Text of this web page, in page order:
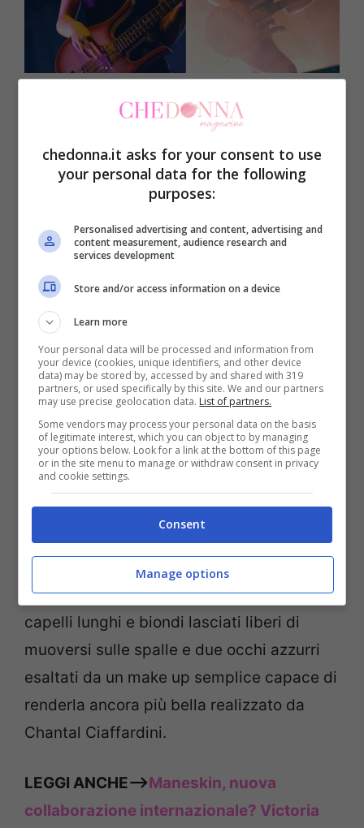
Sicura di sè, bellissima, grintosa, energica
e con tanta voglia di divertirsi e
accarezzare il suo basso che suona con
sempre più brava. Un talento coltivato sin
da piccola a cui Victoria unisce una
bellezza sconvolgente, frutto del mix delle
sue origini italo-danesi.
LEGGI ANCHE—> Damiano David: le parole
su Victoria dei Maneskin che emozionano
i fan
Con un top nero e un pantalone di pelle,
Victoriaè salita sul palco insieme ai
Maneskin che hanno regalato uno show
sfoggiando la sua femminilità e
sensualità resi ancora più evidenti dai
capelli lunghi e biondi lasciati liberi di
muoversi sulle spalle e due occhi azzurri
esaltati da un make up semplice capace di
renderla ancora più bella realizzato da
Chantal Ciaffardini.
LEGGI ANCHE—>Maneskin, nuova
collaborazione internazionale? Victoria
chedonna.it asks for your consent to use
your personal data for the following
purposes:
Personalised advertising and content, advertising and
content measurement, audience research and
services development
Store and/or access information on a device
Learn more
Your personal data will be processed and information from
your device (cookies, unique identifiers, and other device
data) may be stored by, accessed by and shared with 319
partners, or used specifically by this site. We and our partners
may use precise geolocation data. List of partners.
Some vendors may process your personal data on the basis
of legitimate interest, which you can object to by managing
your options below. Look for a link at the bottom of this page
or in the site menu to manage or withdraw consent in privacy
and cookie settings.
Consent
Manage options